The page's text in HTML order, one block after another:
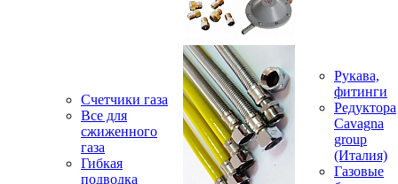
Счетчики газа
Все для
сжиженного
газа
Гибкая
подводка
Рукава,
фитинги
Редуктора
Cavagna
group
(Италия)
Газовые